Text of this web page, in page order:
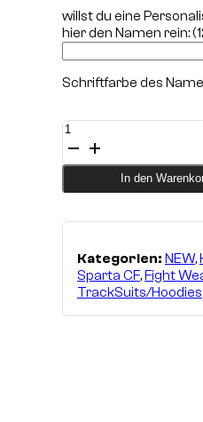
willst du eine
hier den Namen rein:
Schriftfarbe des
SPARTA
Trouser
black
In den
Kategorien: NEW,
Sparta CF,Fight
TrackSuits/Hoodies